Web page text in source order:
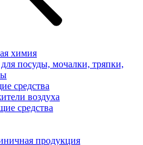
химия
посуды, мочалки, тряпки,
средства
воздуха
средства
продукция